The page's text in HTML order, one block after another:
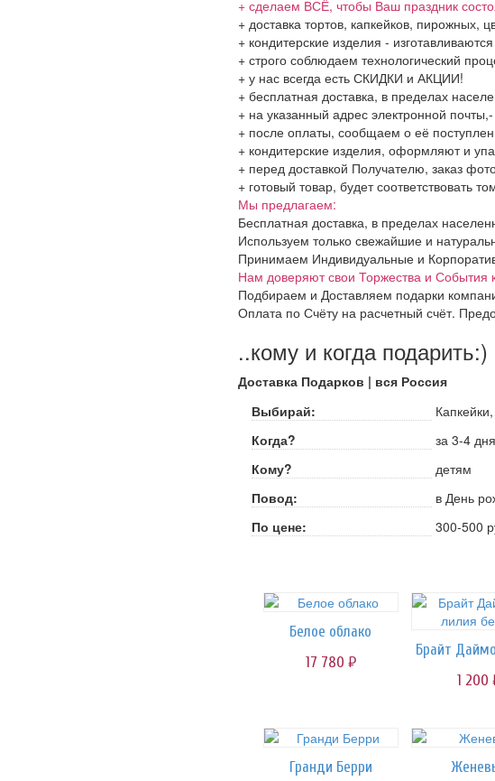
+ сделаем ВСЁ, чтобы Ваш праздник
+ доставка тортов, капкейков,
+ кондитерские изделия -
+ строго соблюдаем технологический
+ у нас всегда есть СКИДКИ и АКЦИИ!
+ бесплатная доставка, в пределах
+ на указанный адрес электронной
+ после оплаты, сообщаем о её
+ кондитерские изделия, оформляют и
+ перед доставкой Получателю, заказ
+ готовый товар, будет соответствовать
Мы предлагаем:
Бесплатная доставка, в пределах
Используем только свежайшие и
Принимаем Индивидуальные и
Нам доверяют свои Торжества и События
Подбираем и Доставляем подарки
Оплата по Счёту на расчетный счёт.
..кому и когда подарить:)
Доставка Подарков | вся Россия
Выбирай:
Когда?
за 3-4
Кому?
детям
Повод:
в День
По цене:
300-500
Белое облако
17 780 руб.
1 200
Гранди Берри